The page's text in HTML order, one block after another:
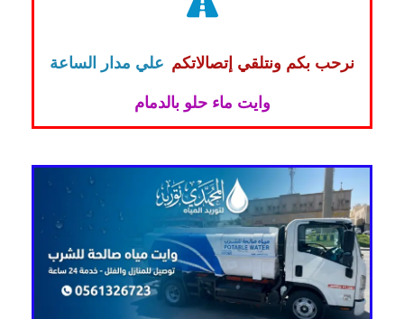
نرحب بكم ونتلقي إتصالاتكم علي مدار الساعة
وايت ماء حلو بالدمام